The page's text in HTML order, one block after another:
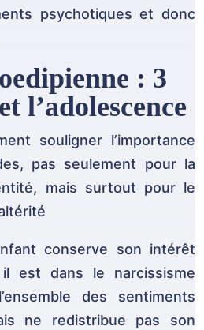
psychotiques et donc
: 3
l’adolescence
souligner l’importance
pas seulement pour la
mais surtout pour le
conserve son intérêt
est dans le narcissisme
des sentiments
ne redistribue pas son